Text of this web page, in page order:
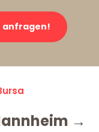
anfragen!
→